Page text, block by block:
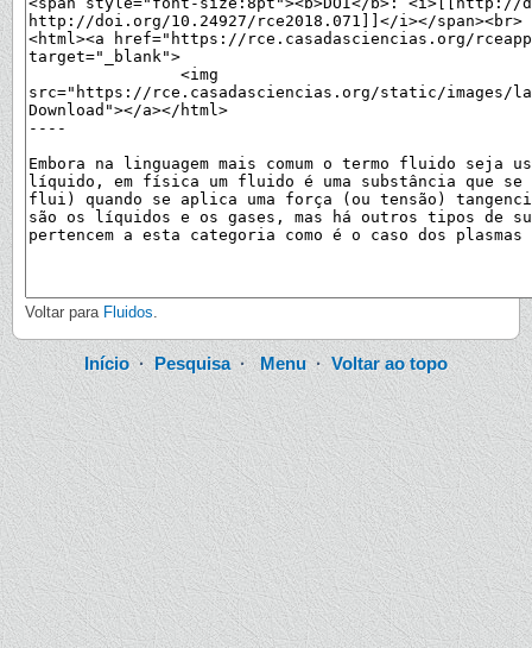
Voltar para Fluidos.
Início·Pesquisa·Menu· Voltar ao topo